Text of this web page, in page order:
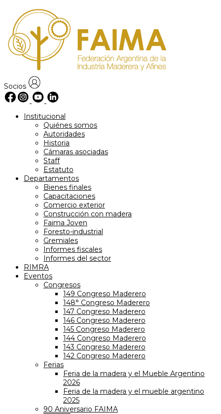
content
Socios
Institucional
Quiénes somos
Autoridades
Historia
Cámaras asociadas
Staff
Estatuto
Departamentos
Bienes finales
Capacitaciones
Comercio exterior
Construcción con madera
Faima Joven
Foresto-industrial
Gremiales
Informes fiscales
Informes del sector
RIMRA
Eventos
Congresos
149 Congreso Maderero
148° Congreso Maderero
147 Congreso Maderero
146 Congreso Maderero
145 Congreso Maderero
144 Congreso Maderero
143 Congreso Maderero
142 Congreso Maderero
Ferias
Feria de la madera y el Mueble Argentino
2026
Feria de la madera y el mueble argentino
2025
90 Aniversario FAIMA